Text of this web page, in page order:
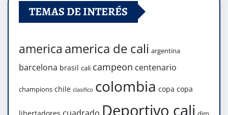
TEMAS DE INTERÉS
america america de cali argentina
barcelona brasil cali campeon centenario
champions chile clasifico colombia copa copa
libertadores Deportivo cali